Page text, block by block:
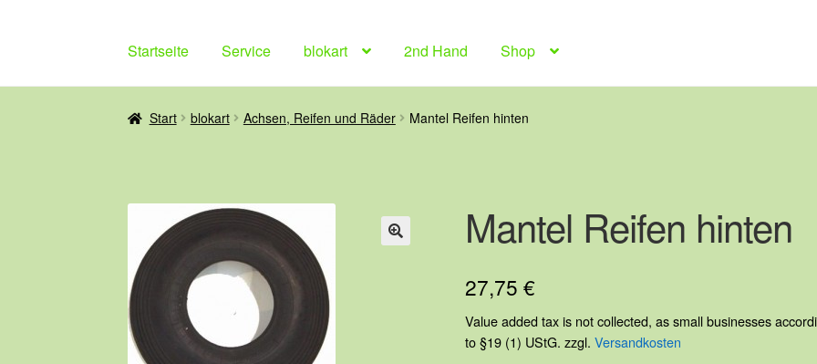
Startseite Service blokart 2nd Hand Shop
Start blokart Achsen, Reifen und Räder Mantel Reifen hinten
Mantel Reifen hinten
27,75€
Value added tax is not collected, as small businesses
to §19 (1) UStG. zzgl.Versandkosten